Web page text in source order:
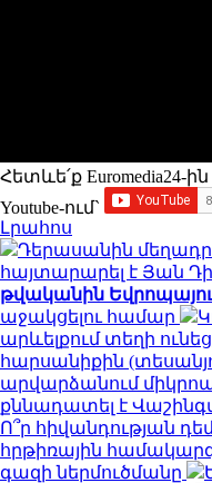
Հետևե՛ք Euromedia24-ին
Youtube-ում`
Լրահոս
Դերասանին
հայտարարել է Յան
թվականին
աջակցելու համար
արևելքում տեղի
հարսանիքին
արվարձանում
քննադատել է
Ո՞ր հիվանդության
հրթիռային
գազի ներմուծմանը